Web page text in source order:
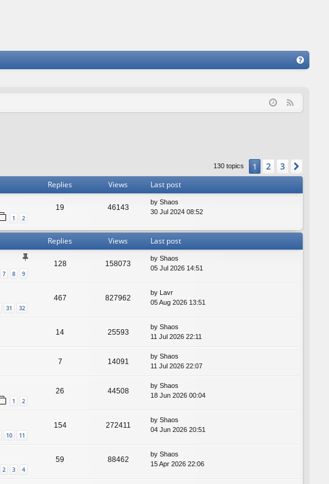
Q
130 topics 1 2 3
Replies Views Last post
1 2
19 46143
by Shaos
30 Jul 2024 08:52
Replies Views Last post
7 8 9
128 158073
by Shaos
05 Jul 2026 14:51
31 32
467 827962
by Lavr
05 Aug 2026 13:51
14 25593
by Shaos
11 Jul 2026 22:11
7 14091
by Shaos
11 Jul 2026 22:07
1 2
26 44508
by Shaos
18 Jun 2026 00:04
10 11
154 272411
by Shaos
04 Jun 2026 20:51
2 3 4
59 88462
by Shaos
15 Apr 2026 22:06